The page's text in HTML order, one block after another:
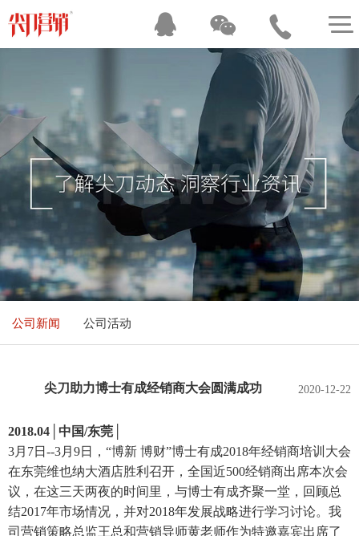
公司新闻 公司活动
尖刀助力博士有成经销商大会圆满成功 2020-12-22
2018.04│中国/东莞│
3月7日--3月9日，“博新 博财”博士有成2018年经销商培训大会
在东莞维也纳大酒店胜利召开，全国近500经销商出席本次会
议，在这三天两夜的时间里，与博士有成齐聚一堂，回顾总
结2017年市场情况，并对2018年发展战略进行学习讨论。我
司营销策略总监王总和营销导师黄老师作为特邀嘉宾出席了